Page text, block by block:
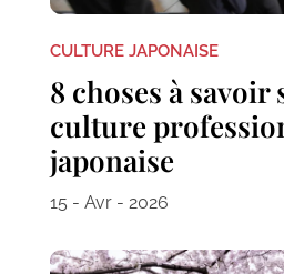
CULTURE JAPONAISE
8 choses à savoir
culture
japonaise
15 - Avr - 2026